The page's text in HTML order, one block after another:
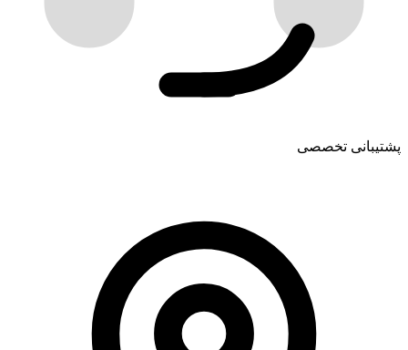
پشتیبانی تخصصی